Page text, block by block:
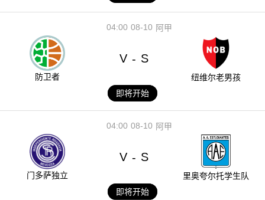
08-10
04:00 阿甲
防卫者
V - S
纽维尔老男孩
即将开始
08-10
04:00 阿甲
门多萨独立
V - S
里奥夸尔托学生队
即将开始